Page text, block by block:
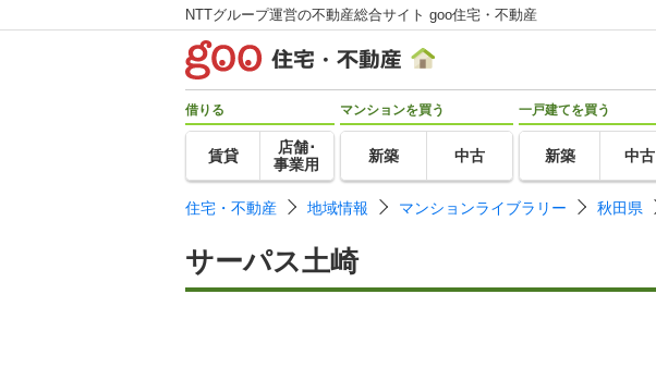
NTTグループ運営の不動産総合サイト goo住宅・不動産
借りる
賃貸
店舗･
事業用
マンションを買う
新築 中古
一戸建てを買う
新築 中古
住宅・不動産 地域情報 マンションライブラリー 秋田県
サーパス土崎